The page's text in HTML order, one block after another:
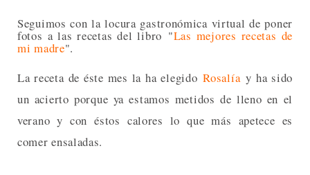
Seguimos con la locura gastronómica virtual de poner
fotos a las recetas del libro "Las mejores recetas de
mi madre".
La receta de éste mes la ha elegidoRosalíay ha sido
un acierto porque ya estamos metidos de lleno en el
verano y con éstos calores lo que más apetece es
comer ensaladas.